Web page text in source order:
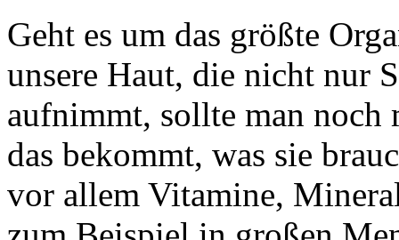
Geht es um das größte
unsere Haut, die nicht nur
aufnimmt, sollte man noch
das bekommt, was sie
vor allem Vitamine,